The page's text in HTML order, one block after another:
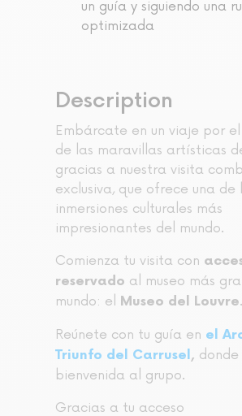
un guía y siguiendo una
optimizada
Description
Embárcate en un viaje por
de las maravillas artísticas
gracias a nuestra visita
exclusiva, que ofrece una de
inmersiones culturales más
impresionantes del mundo.
Comienza tu visita con
reservado al museo más
mundo: el Museo del Louvre.
Reúnete con tu guía en el
Triunfo del Carrusel,
bienvenida al grupo.
Gracias a tu acceso